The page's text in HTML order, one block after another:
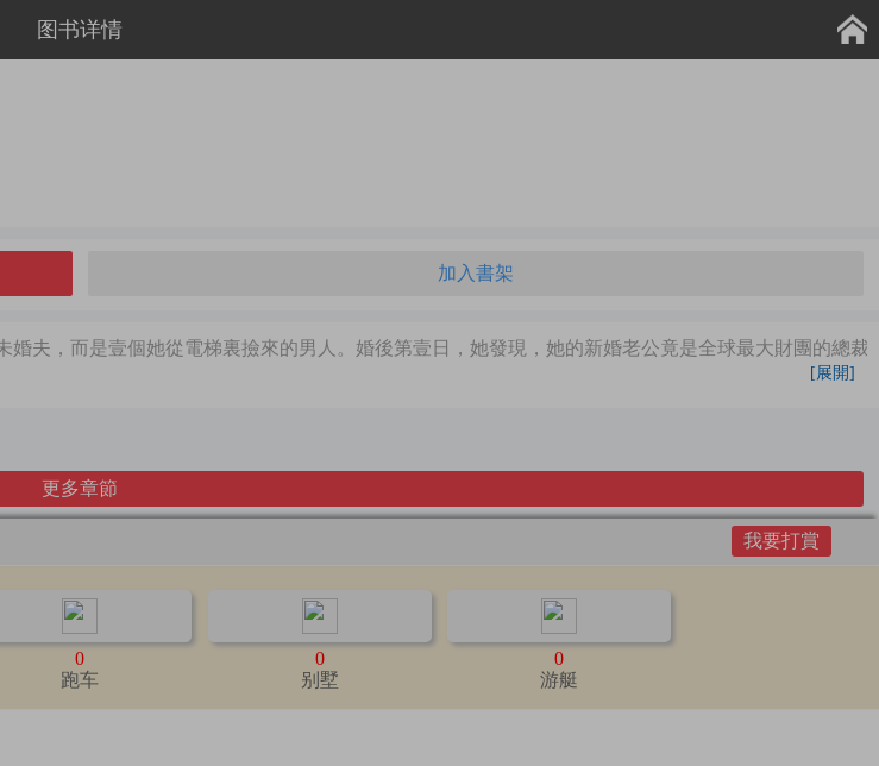
图书详情
加入書架
夫，而是壹個她從電梯裏撿來的男人。婚後第壹日，她發現，她的新婚老公竟是全球最大財團的
[展開]
更多章節
我要打賞
0
跑车
0
别墅
0
游艇